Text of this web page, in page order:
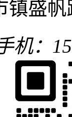
盛帆
机：